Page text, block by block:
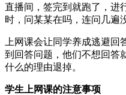
直播间，签完到就跑了，进
时，问某某在吗，连问几遍
上网课会让同学养成逃避
到回答问题，他们不想回答
什么的理由退掉。
学生上网课的注意事项